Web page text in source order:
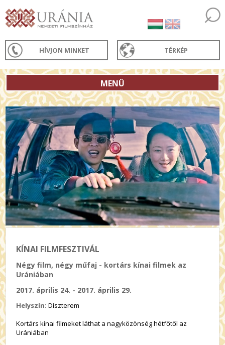
HÍVJON MINKET TÉRKÉP
MENÜ
KÍNAI FILMFESZTIVÁL
Négy film, négy műfaj - kortárs kínai filmek az
Urániában
2017. április 24. - 2017. április 29.
Helyszín:Díszterem
Kortárs kínai filmeket láthat a nagyközönség hétfőtől az
Urániában